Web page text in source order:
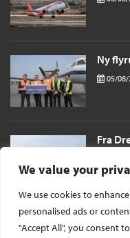
We value your
We use cookies to
personalised ads or
"Accept All", you consent
Ny
05/08/
Fra
sende
©